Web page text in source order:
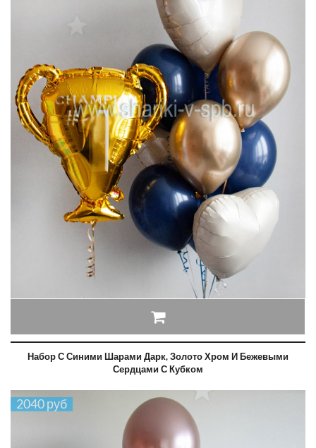
Набор С Синими Шарами Дарк, Золото Хром И Бежевыми
Сердцами С Кубком
2040 руб